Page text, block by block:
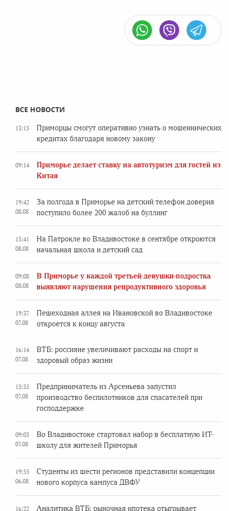
ВСЕ НОВОСТИ
13:15
Приморцы смогут оперативно узнать о мошеннических
кредитах благодаря новому закону
09:14
Приморье делает ставку на автотуризм для гостей из
Китая
19:42
08.08
За полгода в Приморье на детский телефон доверия
поступило более 200 жалоб на буллинг
13:41
08.08
На Патрокле во Владивостоке в сентябре откроются
начальная школа и детский сад
09:08
08.08
В Приморье у каждой третьей девушки-подростка
выявляют нарушения репродуктивного здоровья
19:37
07.08
Пешеходная аллея на Ивановской во Владивостоке
откроется к концу августа
16:14
07.08
ВТБ: россияне увеличивают расходы на спорт и
здоровый образ жизни
13:35
07.08
Предприниматель из Арсеньева запустил
производство беспилотников для спасателей при
господдержке
09:03
07.08
Во Владивостоке стартовал набор в бесплатную ИТ-
школу для жителей Приморья
19:55
06.08
Студенты из шести регионов представили концепции
нового корпуса кампуса ДВФУ
16:22
Аналитика ВТБ: рыночная ипотека отыгрывает